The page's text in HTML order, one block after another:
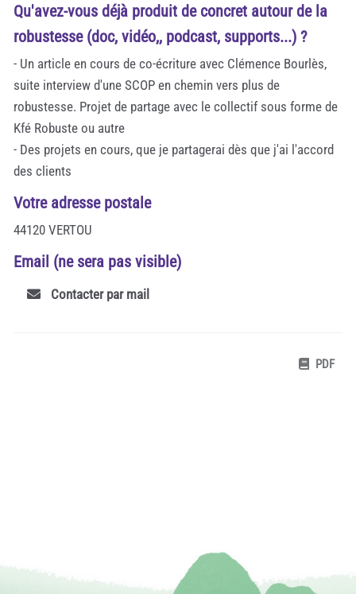
Qu'avez-vous déjà produit de concret autour de la
robustesse (doc, vidéo,, podcast, supports...) ?
- Un article en cours de co-écriture avec Clémence Bourlès,
suite interview d'une SCOP en chemin vers plus de
robustesse. Projet de partage avec le collectif sous forme de
Kfé Robuste ou autre
- Des projets en cours, que je partagerai dès que j'ai l'accord
des clients
Votre adresse postale
44120 VERTOU
Email (ne sera pas visible)
Contacter par mail
PDF